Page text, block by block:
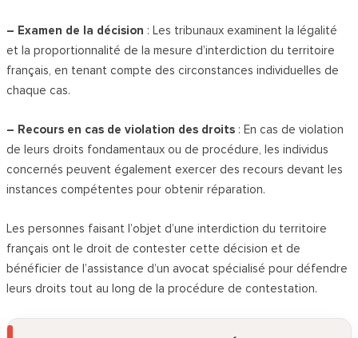
– Examen de la décision : Les tribunaux examinent la légalité
et la proportionnalité de la mesure d’interdiction du territoire
français, en tenant compte des circonstances individuelles de
chaque cas.
– Recours en cas de violation des droits : En cas de violation
de leurs droits fondamentaux ou de procédure, les individus
concernés peuvent également exercer des recours devant les
instances compétentes pour obtenir réparation.
Les personnes faisant l’objet d’une interdiction du territoire
français ont le droit de contester cette décision et de
bénéficier de l’assistance d’un avocat spécialisé pour défendre
leurs droits tout au long de la procédure de contestation.